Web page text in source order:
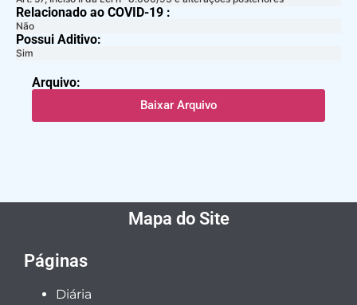
Relacionado ao COVID-19 :​
Não
Possui Aditivo:​
Sim
Arquivo:
Baixar Arquivo
Mapa do Site
Páginas
Diária